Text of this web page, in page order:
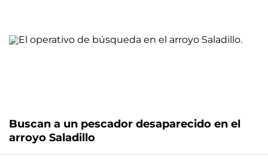
Buscan a un pescador desaparecido en el
arroyo Saladillo